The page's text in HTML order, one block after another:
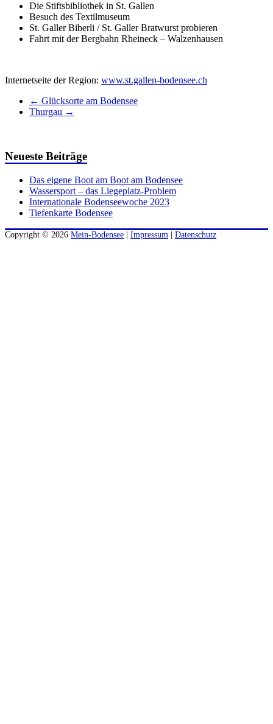
Die Stiftsbibliothek in St. Gallen
Besuch des Textilmuseum
St. Galler Biberli / St. Galler Bratwurst probieren
Fahrt mit der Bergbahn Rheineck – Walzenhausen
Internetseite der Region: www.st.gallen-bodensee.ch
← Glücksorte am Bodensee
Thurgau →
Neueste Beiträge
Das eigene Boot am Boot am Bodensee
Wassersport – das Liegeplatz-Problem
Internationale Bodenseewoche 2023
Tiefenkarte Bodensee
Copyright © 2026 Mein-Bodensee Impressum Datenschutz